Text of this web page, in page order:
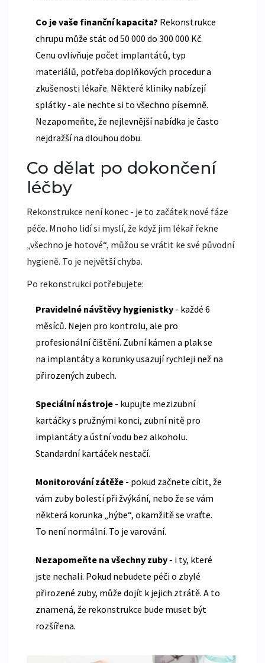
Co je vaše finanční kapacita? Rekonstrukce
chrupu může stát od 50 000 do 300 000 Kč.
Cenu ovlivňuje počet implantátů, typ
materiálů, potřeba doplňkových procedur a
zkušenosti lékaře. Některé kliniky nabízejí
splátky - ale nechte si to všechno písemně.
Nezapomeňte, že nejlevnější nabídka je často
nejdražší na dlouhou dobu.
Co dělat po dokončení
léčby
Rekonstrukce není konec - je to začátek nové fáze
péče. Mnoho lidí si myslí, že když jim lékař řekne
„všechno je hotové“, můžou se vrátit ke své původní
hygieně. To je největší chyba.
Po rekonstrukci potřebujete:
Pravidelné návštěvy hygienistky - každé 6
měsíců. Nejen pro kontrolu, ale pro
profesionální čištění. Zubní kámen a plak se
na implantáty a korunky usazují rychleji než na
přirozených zubech.
Speciální nástroje - kupujte mezizubní
kartáčky s pružnými konci, zubní nitě pro
implantáty a ústní vodu bez alkoholu.
Standardní kartáček nestačí.
Monitorování zátěže - pokud začnete cítit, že
vám zuby bolestí při žvýkání, nebo že se vám
některá korunka „hýbe“, okamžitě se vraťte.
To není normální. To je varování.
Nezapomeňte na všechny zuby - i ty, které
jste nechali. Pokud nebudete péči o zbylé
přirozené zuby, může dojít k jejich ztrátě. A to
znamená, že rekonstrukce bude muset být
rozšířena.